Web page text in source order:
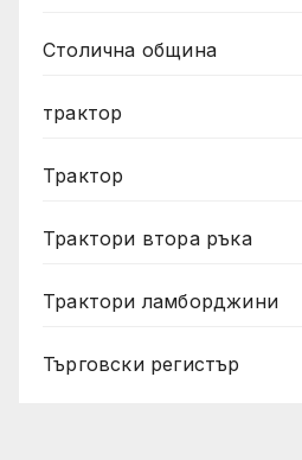
Столична община
трактор
Трактор
Трактори втора ръка
Трактори ламборджини
Търговски регистър